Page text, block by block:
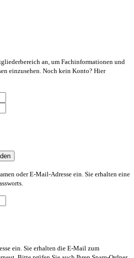
an, um Fachinformationen und
einzusehen. Noch kein Konto? Hier
oder E-Mail-Adresse ein. Sie erhalten eine
ein. Sie erhalten die E-Mail zum